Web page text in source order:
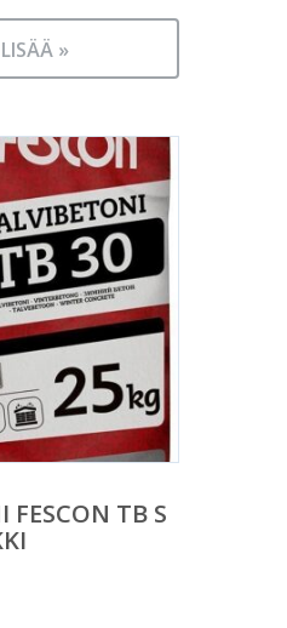
»
FESCON TB S